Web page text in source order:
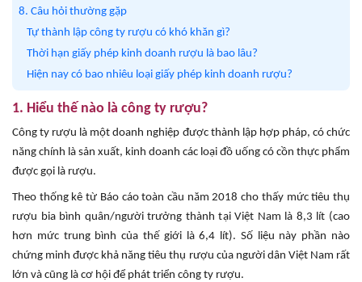
8. Câu hỏi thường gặp
Tự thành lập công ty rượu có khó khăn gì?
Thời hạn giấy phép kinh doanh rượu là bao lâu?
Hiện nay có bao nhiêu loại giấy phép kinh doanh rượu?
1. Hiểu thế nào là công ty rượu?
Công ty rượu là một doanh nghiệp được thành lập hợp pháp, có chức
năng chính là sản xuất, kinh doanh các loại đồ uống có cồn thực phẩm
được gọi là rượu.
Theo thống kê từ Báo cáo toàn cầu năm 2018 cho thấy mức tiêu thụ
rượu bia bình quân/người trưởng thành tại Việt Nam là 8,3 lít (cao
hơn mức trung bình của thế giới là 6,4 lít). Số liệu này phần nào
chứng minh được khả năng tiêu thụ rượu của người dân Việt Nam rất
lớn và cũng là cơ hội để phát triển công ty rượu.